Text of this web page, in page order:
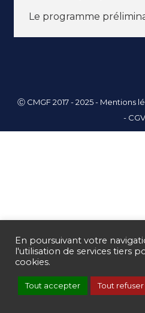
Le programme
Ⓒ CMGF 2017 - 2025 - Mentions
- CGV
En poursuivant votre
l'utilisation de services tiers
cookies.
Tout accepter Tout refuser